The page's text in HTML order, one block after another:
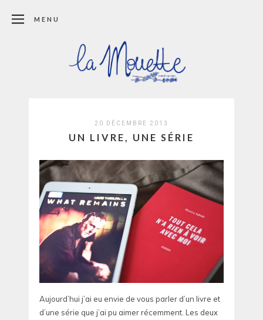
MENU
20 DÉCEMBRE 2013
UN LIVRE, UNE SÉRIE
Aujourd’hui j’ai eu envie de vous parler d’un livre et
d’une série que j’ai pu aimer récemment. Les deux